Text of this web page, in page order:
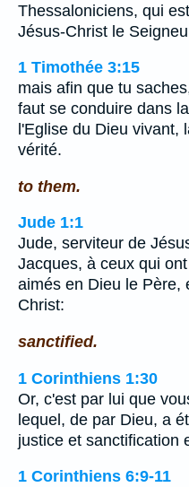
Thessaloniciens, qui
Jésus-Christ le
1 Timothée 3:15
mais afin que tu
faut se conduire dans
l'Eglise du Dieu vivant,
vérité.
to them.
Jude 1:1
Jude, serviteur de
Jacques, à ceux qui
aimés en Dieu le Père,
Christ:
sanctified.
1 Corinthiens 1:30
Or, c'est par lui que
lequel, de par Dieu, a
justice et sanctification
1 Corinthiens 6:9-11